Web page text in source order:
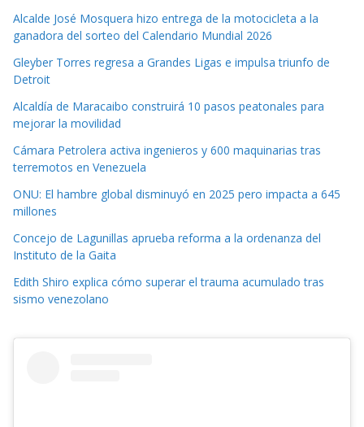
Alcalde José Mosquera hizo entrega de la motocicleta a la
ganadora del sorteo del Calendario Mundial 2026
Gleyber Torres regresa a Grandes Ligas e impulsa triunfo de
Detroit
Alcaldía de Maracaibo construirá 10 pasos peatonales para
mejorar la movilidad
Cámara Petrolera activa ingenieros y 600 maquinarias tras
terremotos en Venezuela
ONU: El hambre global disminuyó en 2025 pero impacta a 645
millones
Concejo de Lagunillas aprueba reforma a la ordenanza del
Instituto de la Gaita
Edith Shiro explica cómo superar el trauma acumulado tras
sismo venezolano